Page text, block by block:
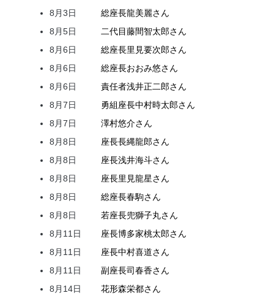
8月3日
総座長龍美麗さん
8月5日
二代目藤間智太郎さん
8月6日
総座長里見要次郎さん
8月6日
総座長おおみ悠さん
8月6日
責任者浅井正二郎さん
8月7日
勇組座長中村時太郎さん
8月7日
澤村悠介さん
8月8日
座長長縄龍郎さん
8月8日
座長浅井海斗さん
8月8日
座長里見龍星さん
8月8日
総座長春駒さん
8月8日
若座長兜獅子丸さん
8月11日
座長博多家桃太郎さん
8月11日
座長中村喜道さん
8月11日
副座長司春香さん
8月14日
花形森栄都さん